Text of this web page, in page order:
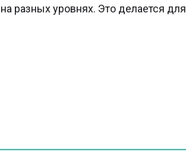
разных уровнях. Это делается для